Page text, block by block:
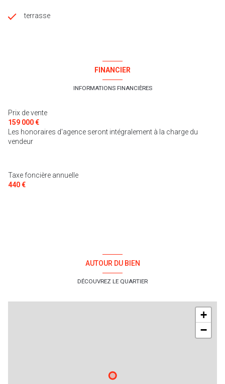
terrasse
FINANCIER
INFORMATIONS FINANCIÈRES
Prix de vente
159 000 €
Les honoraires d'agence seront intégralement à la charge du
vendeur
Taxe foncière annuelle
440 €
AUTOUR DU BIEN
DÉCOUVREZ LE QUARTIER
+
−